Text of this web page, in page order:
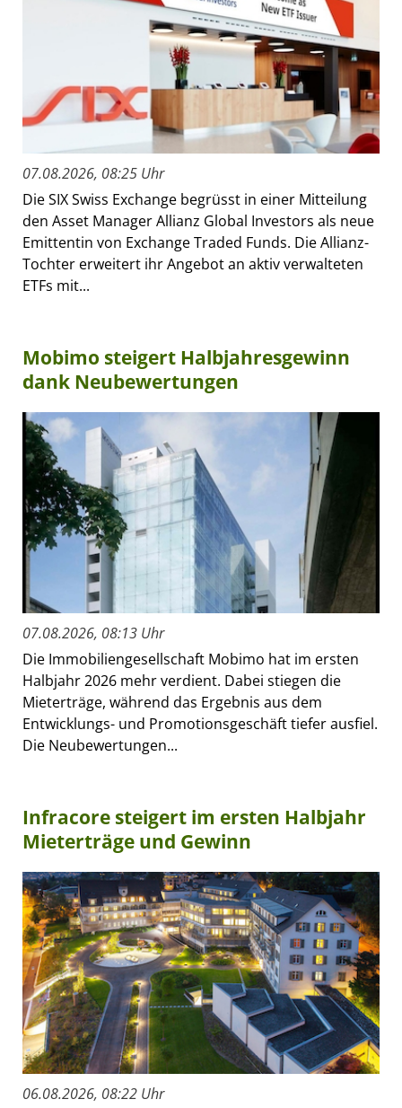
07.08.2026, 08:25 Uhr
Die SIX Swiss Exchange begrüsst in einer Mitteilung
den Asset Manager Allianz Global Investors als neue
Emittentin von Exchange Traded Funds. Die Allianz-
Tochter erweitert ihr Angebot an aktiv verwalteten
ETFs mit...
Mobimo steigert Halbjahresgewinn
dank Neubewertungen
07.08.2026, 08:13 Uhr
Die Immobiliengesellschaft Mobimo hat im ersten
Halbjahr 2026 mehr verdient. Dabei stiegen die
Mieterträge, während das Ergebnis aus dem
Entwicklungs- und Promotionsgeschäft tiefer ausfiel.
Die Neubewertungen...
Infracore steigert im ersten Halbjahr
Mieterträge und Gewinn
06.08.2026, 08:22 Uhr